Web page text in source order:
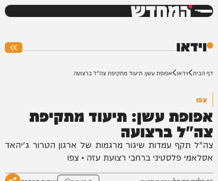
המחדש
וידאו
דף הבית וידאו אפופת עשן: תיעוד מתקיפת צה"ל ברצועה
צפו
אפופת עשן: תיעוד מתקיפת
צה"ל ברצועה
צה"ל תקף עמדות שיגור מרגמות של ארגון הטרור ג'יהאד
אסלאמי פלסטיני ברחבי רצועת עזה • צפו